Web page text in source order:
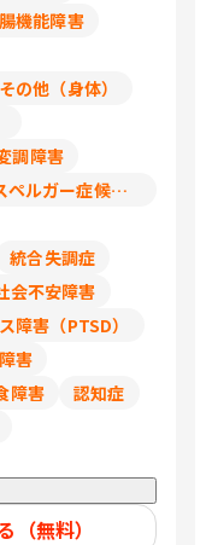
機能障害
その他（身体）
調障害
自閉症スペクトラム障害（ASD/アスペルガー症候群/広汎性発達障害）
統合失調症
会不安障害
障害（PTSD）
害
障害
認知症
（無料）